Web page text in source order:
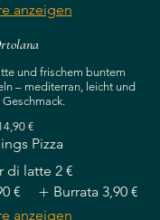
anzeigen
und frischem buntem
– mediterran, leicht und
€
Pizza
di latte 2 €
€ Burrata 3,90 €
anzeigen